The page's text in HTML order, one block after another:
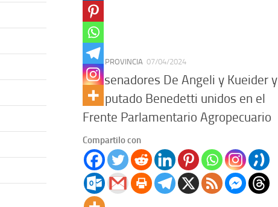
PAÍS PROVINCIA 07/04/2024
Los senadores De Angeli y Kueider y
el diputado Benedetti unidos en el
Frente Parlamentario Agropecuario
Compartilo con